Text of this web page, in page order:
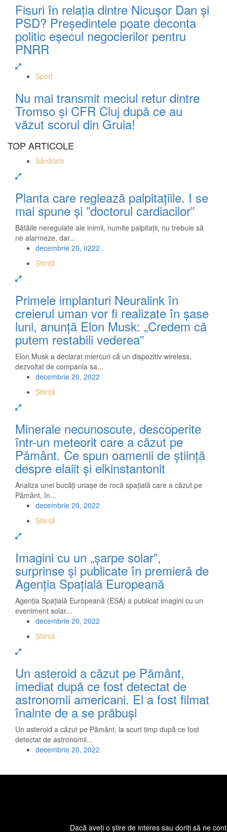
Fisuri în relația dintre Nicușor Dan și
PSD? Președintele poate deconta
politic eșecul negocierilor pentru
PNRR
Sport
Nu mai transmit meciul retur dintre
Tromso și CFR Cluj după ce au
văzut scorul din Gruia!
TOP ARTICOLE
Sănătate
Planta care reglează palpitațiile. I se
mai spune şi ”doctorul cardiacilor”
Bătăile neregulate ale inimii, numite palpitaţii, nu trebuie să
ne alarmeze, dar...
decembrie 20, 0222
Știință
Primele implanturi Neuralink în
creierul uman vor fi realizate în șase
luni, anunță Elon Musk: „Credem că
putem restabili vederea”
Elon Musk a declarat miercuri că un dispozitiv wireless,
dezvoltat de compania sa...
decembrie 20, 2022
Știință
Minerale necunoscute, descoperite
într-un meteorit care a căzut pe
Pământ. Ce spun oamenii de știință
despre elaiit și elkinstantonit
Analiza unei bucăți uriașe de rocă spațială care a căzut pe
Pământ, în...
decembrie 20, 2022
Știință
Imagini cu un „șarpe solar”,
surprinse și publicate în premieră de
Agenția Spațială Europeană
Agenția Spațială Europeană (ESA) a publicat imagini cu un
eveniment solar...
decembrie 20, 2022
Știință
Un asteroid a căzut pe Pământ,
imediat după ce fost detectat de
astronomii americani. El a fost filmat
înainte de a se prăbuşi
Un asteroid a căzut pe Pământ, la scurt timp după ce fost
detectat de astronomii...
decembrie 20, 2022
Dacă aveţi o ştire de interes sau doriţi să ne